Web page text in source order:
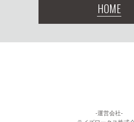
HOME
-運営会社-